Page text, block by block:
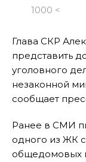
1000 <
Глава СКР
представить
уголовного
незаконной
сообщает
Ранее в СМИ
одного из ЖК
общедомовых